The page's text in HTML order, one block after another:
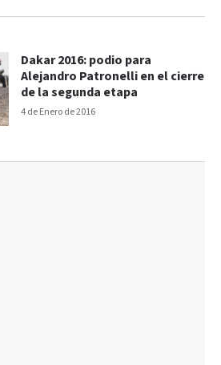
4 de Enero de 2016
Dakar 2016: podio para
Alejandro Patronelli en el cierre
de la segunda etapa